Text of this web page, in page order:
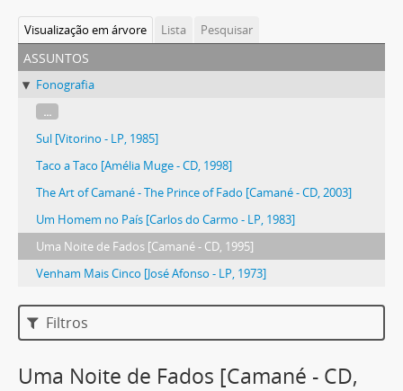
Visualização em árvore Lista Pesquisar
assuntos
Fonografia
...
Sul [Vitorino - LP, 1985]
Taco a Taco [Amélia Muge - CD, 1998]
The Art of Camané - The Prince of Fado [Camané - CD, 2003]
Um Homem no País [Carlos do Carmo - LP, 1983]
Uma Noite de Fados [Camané - CD, 1995]
Venham Mais Cinco [José Afonso - LP, 1973]
Filtros
Uma Noite de Fados [Camané - CD,